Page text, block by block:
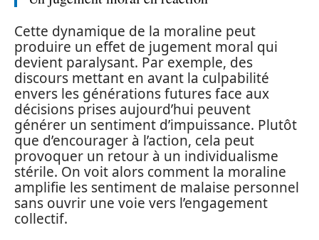
Cette dynamique de la moraline peut
produire un effet de jugement moral qui
devient paralysant. Par exemple, des
discours mettant en avant la culpabilité
envers les générations futures face aux
décisions prises aujourd’hui peuvent
générer un sentiment d’impuissance. Plutôt
que d’encourager à l’action, cela peut
provoquer un retour à un individualisme
stérile. On voit alors comment la moraline
amplifie les sentiment de malaise personnel
sans ouvrir une voie vers l’engagement
collectif.